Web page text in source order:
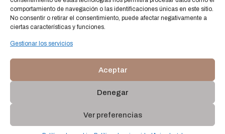
comportamiento de navegación o las identificaciones únicas en este sitio.
No consentir o retirar el consentimiento, puede afectar negativamente a
ciertas características y funciones.
Gestionar los servicios
Aceptar
Denegar
Ver preferencias
© 2026 farmaciabalaitus.com. Todos los derechos
reservados.
Web diseñada por
Aragón Marketing
Política de cookies (UE)